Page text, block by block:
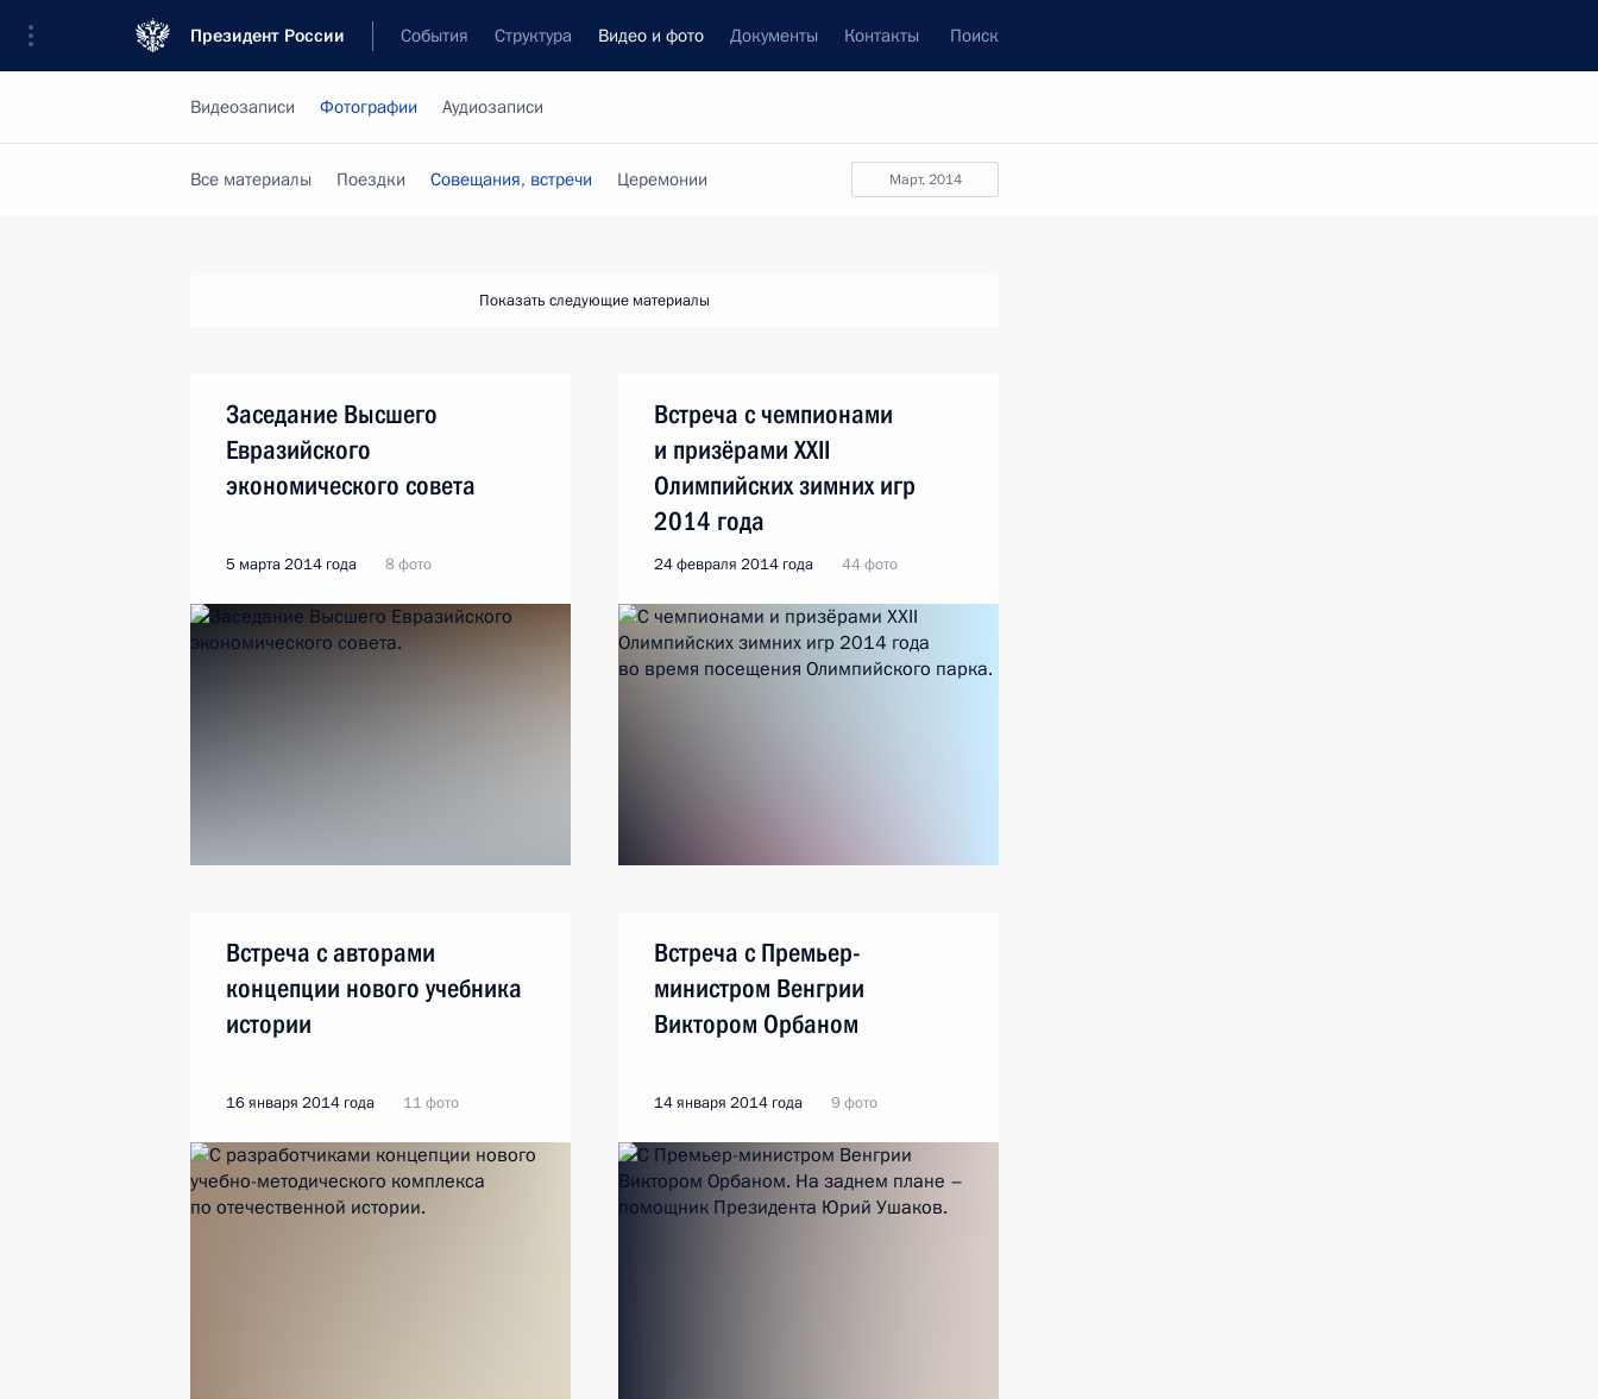
Президент России События Структура Видео и фото Документы Контакты Поиск
Видеозаписи Фотографии Аудиозаписи
март, 2014
Все материалы Поездки Совещания, встречи Церемонии
Показать следующие материалы
Заседание Высшего
Евразийского
экономического совета
5 марта 2014 года 8 фото
Встреча с чемпионами
и призёрами XXII
Олимпийских зимних игр
2014 года
24 февраля 2014 года 44 фото
Встреча с авторами
концепции нового учебника
истории
16 января 2014 года 11 фото
Встреча с Премьер-
министром Венгрии
Виктором Орбаном
14 января 2014 года 9 фото